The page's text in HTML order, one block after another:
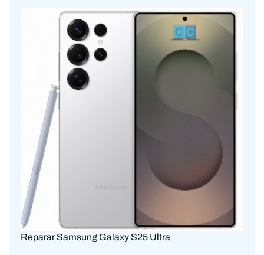
Reparar Samsung Galaxy S25 Ultra